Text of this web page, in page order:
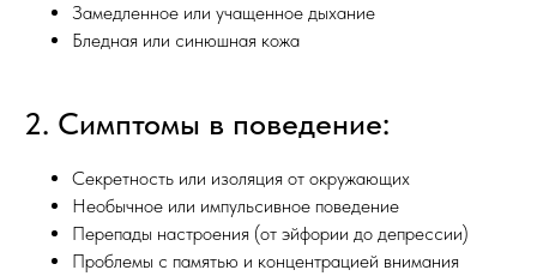
Замедленное или учащенное дыхание
Бледная или синюшная кожа
2. Симптомы в поведение:
Секретность или изоляция от окружающих
Необычное или импульсивное поведение
Перепады настроения (от эйфории до депрессии)
Проблемы с памятью и концентрацией внимания